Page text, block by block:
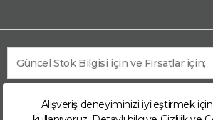
Alışveriş deneyiminizi iyileştirmek